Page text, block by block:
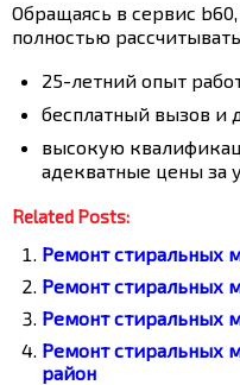
Обращаясь в сервис
полностью
25-летний опыт
бесплатный вызов и
высокую
адекватные цены за
Related Posts:
Ремонт стиральных
Ремонт стиральных
Ремонт стиральных
Ремонт стиральных
район